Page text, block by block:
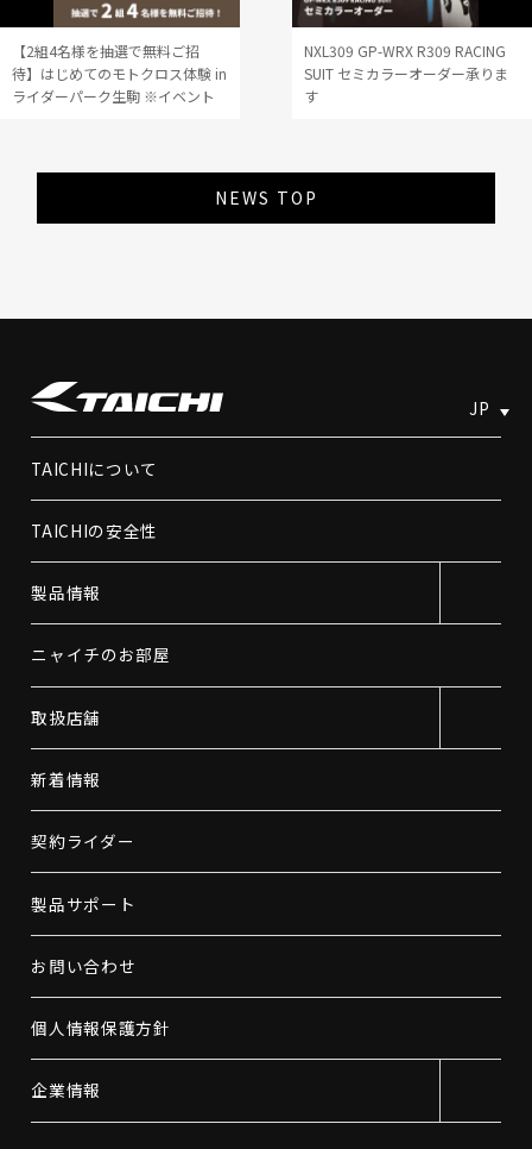
【2組4名様を抽選で無料ご招
待】はじめてのモトクロス体験 in
ライダーパーク生駒 ※イベント
NXL309 GP-WRX R309 RACING
SUIT セミカラーオーダー承りま
す
NEWS TOP
JP
TAICHIについて
TAICHIの安全性
製品情報
ニャイチのお部屋
取扱店舗
新着情報
契約ライダー
製品サポート
お問い合わせ
個人情報保護方針
企業情報